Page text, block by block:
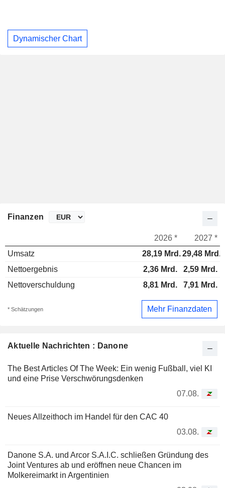
Dynamischer Chart
Aktuelle Nachrichten : Danone
The Best Articles Of The Week: Ein wenig Fußball, viel KI
und eine Prise Verschwörungsdenken
07.08.
Neues Allzeithoch im Handel für den CAC 40
03.08.
Danone S.A. und Arcor S.A.I.C. schließen Gründung des
Joint Ventures ab und eröffnen neue Chancen im
Molkereimarkt in Argentinien
Finanzen
2026 *
2027 *
Umsatz
28,19 Mrd.29,48 Mrd.
Nettoergebnis
2,36 Mrd.
2,59 Mrd.
Nettoverschuldung
8,81 Mrd. 7,91 Mrd.
* Schätzungen Mehr Finanzdaten